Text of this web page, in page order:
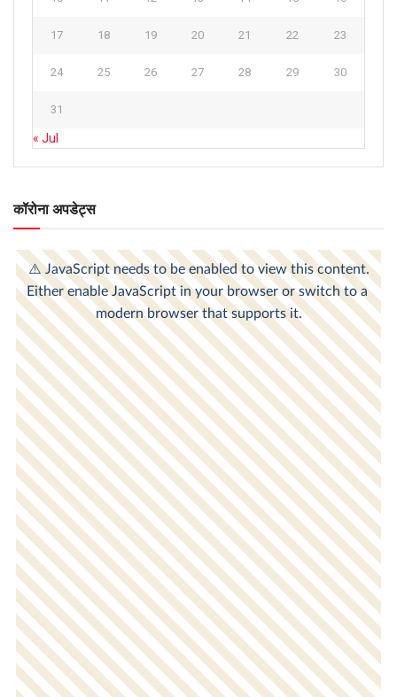
17 18 19 20 21 22 23
24 25 26 27 28 29 30
31
« Jul
कॉरोना अपडेट्स